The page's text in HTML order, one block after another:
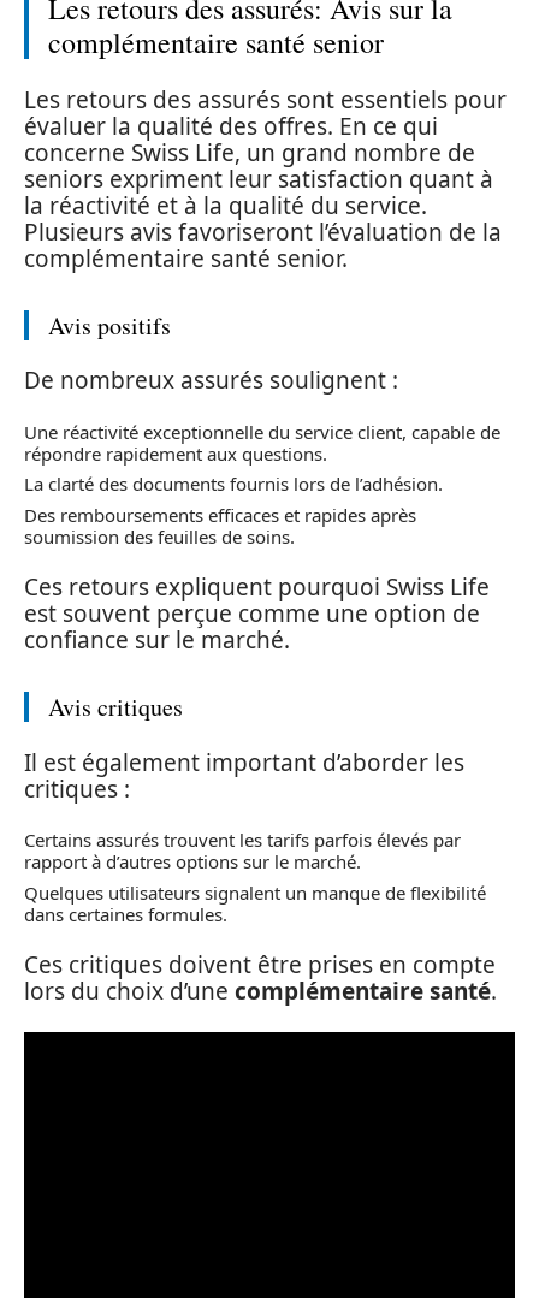
Les retours des assurés: Avis sur la
complémentaire santé senior
Les retours des assurés sont essentiels pour
évaluer la qualité des offres. En ce qui
concerne Swiss Life, un grand nombre de
seniors expriment leur satisfaction quant à
la réactivité et à la qualité du service.
Plusieurs avis favoriseront l’évaluation de la
complémentaire santé senior.
Avis positifs
De nombreux assurés soulignent :
Une réactivité exceptionnelle du service client, capable de
répondre rapidement aux questions.
La clarté des documents fournis lors de l’adhésion.
Des remboursements efficaces et rapides après
soumission des feuilles de soins.
Ces retours expliquent pourquoi Swiss Life
est souvent perçue comme une option de
confiance sur le marché.
Avis critiques
Il est également important d’aborder les
critiques :
Certains assurés trouvent les tarifs parfois élevés par
rapport à d’autres options sur le marché.
Quelques utilisateurs signalent un manque de flexibilité
dans certaines formules.
Ces critiques doivent être prises en compte
lors du choix d’une complémentaire santé.